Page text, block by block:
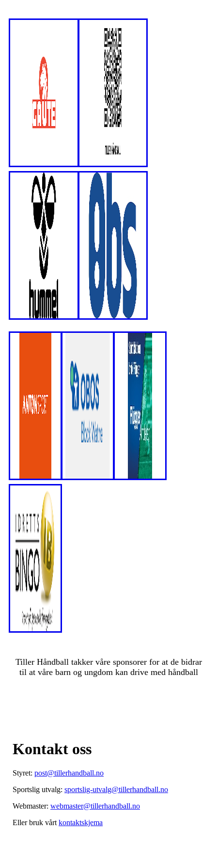
Tiller Håndball takker våre sponsorer for at de bidrar
til at våre barn og ungdom kan drive med håndball
Kontakt oss
Styret: post@tillerhandball.no
Sportslig utvalg: sportslig-utvalg@tillerhandball.no
Webmaster: webmaster@tillerhandball.no
Eller bruk vårt kontaktskjema